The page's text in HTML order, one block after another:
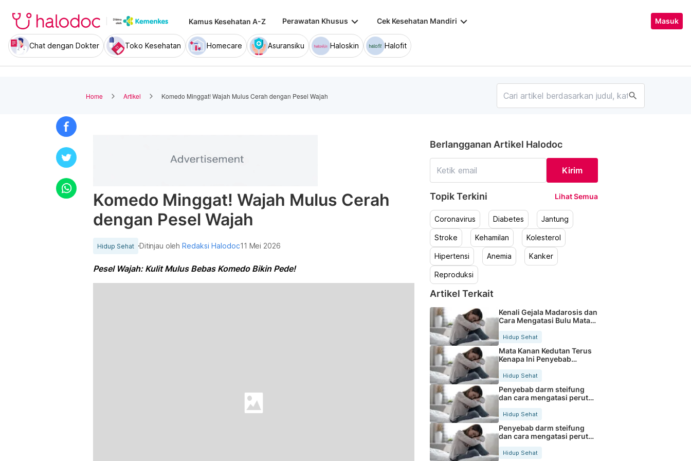
Kamus Kesehatan A-Z Perawatan Khusus keyboard_arrow_down Cek Kesehatan Mandiri keyboard_arrow_down Masuk
Chat dengan Dokter Toko Kesehatan Homecare Asuransiku Haloskin Halofit
Home Artikel Komedo Minggat! Wajah Mulus Cerah dengan Pesel Wajah search
Komedo Minggat! Wajah Mulus Cerah
dengan Pesel Wajah
Hidup Sehat Ditinjau olehRedaksi Halodoc11 Mei 2026
Pesel Wajah: Kulit Mulus Bebas Komedo Bikin Pede!
Berlangganan Artikel Halodoc
Kirim
Topik Terkini Lihat Semua
Coronavirus Diabetes Jantung
Stroke Kehamilan Kolesterol
Hipertensi Anemia Kanker
Reproduksi
Artikel Terkait
Kenali Gejala Madarosis dan
Cara Mengatasi Bulu Mata
Hidup Sehat
Mata Kanan Kedutan Terus
Kenapa Ini Penyebab
Hidup Sehat
Penyebab darm steifung
dan cara mengatasi perut
Hidup Sehat
Penyebab darm steifung
dan cara mengatasi perut
Hidup Sehat